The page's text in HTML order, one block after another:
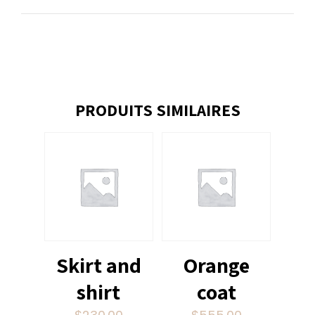
PRODUITS SIMILAIRES
Skirt and
shirt
Orange
coat